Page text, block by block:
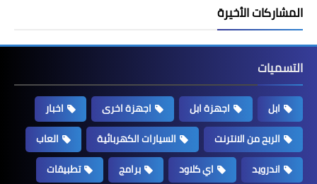
المشاركات الأخيرة
التسميات
ابل اجهزة ابل اجهزة اخرى
اخبار
الربح من الانترنت
السيارات الكهربائية
العاب
اندرويد
اي كلاود برامج
تطبيقات